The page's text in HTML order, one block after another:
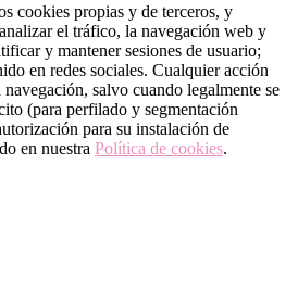
cookies propias y de terceros, y
el tráfico, la navegación web y
y mantener sesiones de usuario;
en redes sociales. Cualquier acción
salvo cuando legalmente se
(para perfilado y segmentación
para su instalación de
en nuestra Política de cookies.